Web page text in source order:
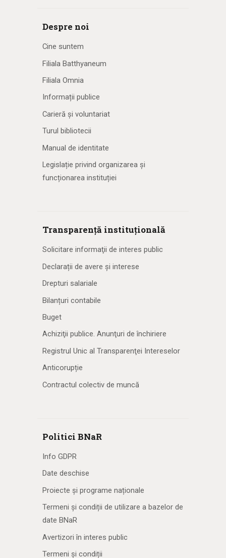
Despre noi
Cine suntem
Filiala Batthyaneum
Filiala Omnia
Informații publice
Carieră și voluntariat
Turul bibliotecii
Manual de identitate
Legislație privind organizarea și
funcționarea instituției
Transparență instituțională
Solicitare informaţii de interes public
Declarații de avere și interese
Drepturi salariale
Bilanțuri contabile
Buget
Achiziţii publice. Anunţuri de închiriere
Registrul Unic al Transparenţei Intereselor
Anticorupție
Contractul colectiv de muncă
Politici BNaR
Info GDPR
Date deschise
Proiecte și programe naționale
Termeni și condiții de utilizare a bazelor de
date BNaR
Avertizori în interes public
Termeni și condiții